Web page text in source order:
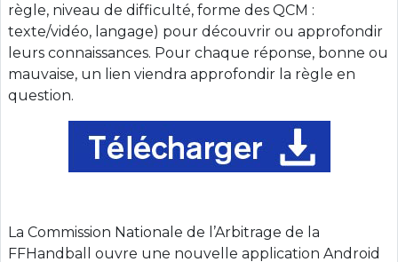
règle, niveau de difficulté, forme des QCM :
texte/vidéo, langage) pour découvrir ou approfondir
leurs connaissances. Pour chaque réponse, bonne ou
mauvaise, un lien viendra approfondir la règle en
question.
La Commission Nationale de l’Arbitrage de la
FFHandball ouvre une nouvelle application Android